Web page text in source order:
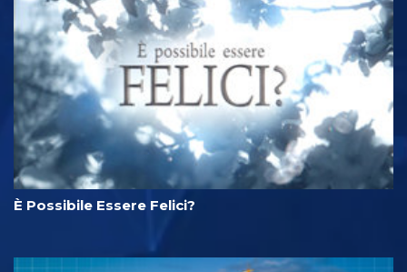
È Possibile Essere Felici?